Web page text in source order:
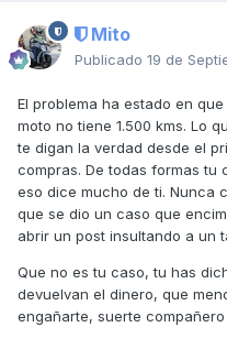
Mito
Publicado 19 de
El problema ha estado en
moto no tiene 1.500 kms. Lo
te digan la verdad desde el
compras. De todas formas tu
eso dice mucho de ti. Nunca
que se dio un caso que
abrir un post insultando a un
Que no es tu caso, tu has
devuelvan el dinero, que
engañarte, suerte compañero